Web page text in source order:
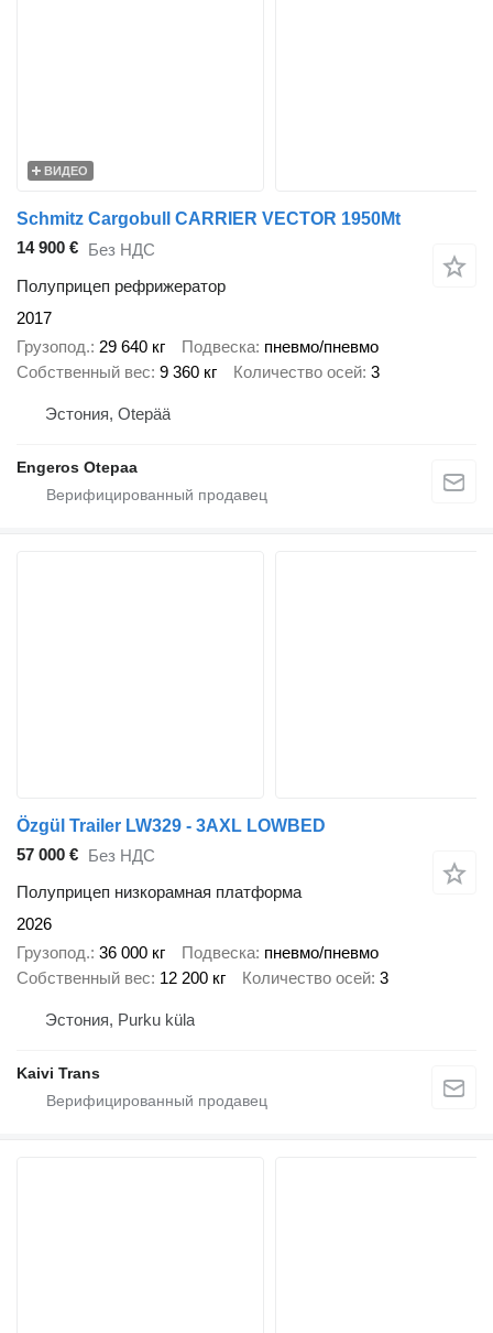
ВИДЕО
Schmitz Cargobull CARRIER VECTOR 1950Mt
14 900 € Без НДС
Полуприцеп рефрижератор
2017
Грузопод. 29 640 кг Подвеска пневмо/пневмо
Собственный вес 9 360 кг Количество осей 3
Эстония, Otepää
Engeros Otepaa
Özgül Trailer LW329 - 3AXL LOWBED
57 000 € Без НДС
Полуприцеп низкорамная платформа
2026
Грузопод. 36 000 кг Подвеска пневмо/пневмо
Собственный вес 12 200 кг Количество осей 3
Эстония, Purku küla
Kaivi Trans